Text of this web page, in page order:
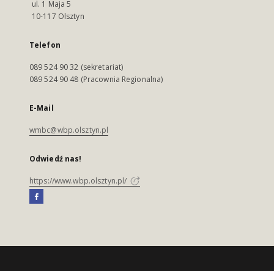
ul. 1 Maja 5
10-117 Olsztyn
Telefon
089 524 90 32 (sekretariat)
089 524 90 48 (Pracownia Regionalna)
E-Mail
wmbc@wbp.olsztyn.pl
Odwiedź nas!
https://www.wbp.olsztyn.pl/